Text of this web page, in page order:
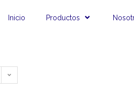
Inicio Productos